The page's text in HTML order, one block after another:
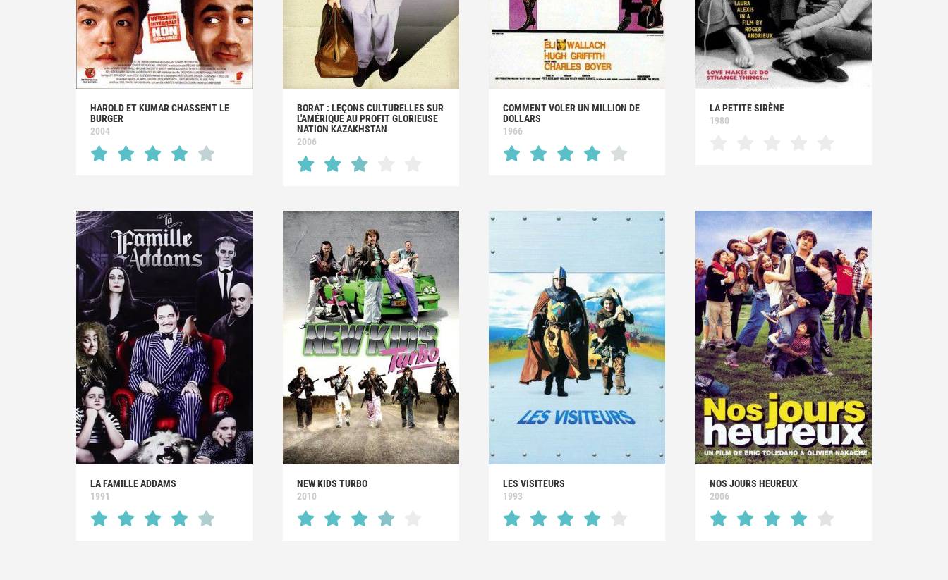
HAROLD ET KUMAR CHASSENT LE
BURGER
2004
BORAT : LEÇONS CULTURELLES SUR
L'AMÉRIQUE AU PROFIT GLORIEUSE
NATION KAZAKHSTAN
2006
COMMENT VOLER UN MILLION DE
DOLLARS
1966
LA PETITE SIRÈNE
1980
LA FAMILLE ADDAMS
1991
NEW KIDS TURBO
2010
LES VISITEURS
1993
NOS JOURS HEUREUX
2006